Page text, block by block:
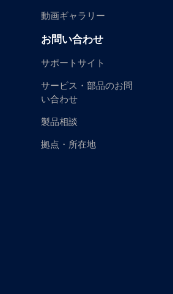
動画ギャラリー
お問い合わせ
サポートサイト
サービス・部品のお問
い合わせ
製品相談
拠点・所在地